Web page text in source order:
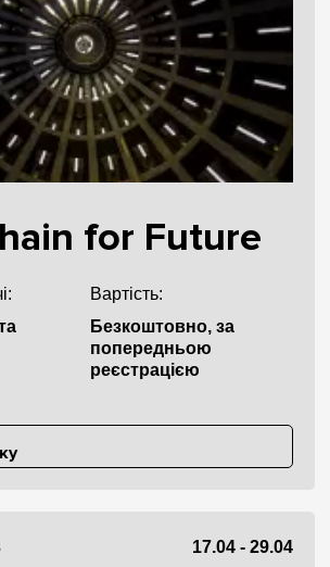
for Future
Вартість:
Безкоштовно, за
попередньою
реєстрацією
17.04 - 29.04